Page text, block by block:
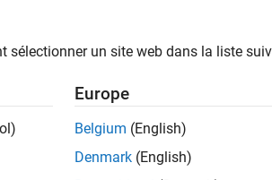
Les descriptions de poste n’ont pas
opportunités de votre région.
sélectionner un site web dans la liste
Europe
Belgium (English)
Denmark (English)